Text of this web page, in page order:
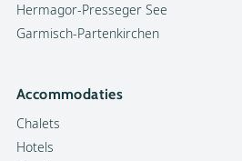
Hermagor-Presseger See
Garmisch-Partenkirchen
Accommodaties
Chalets
Hotels